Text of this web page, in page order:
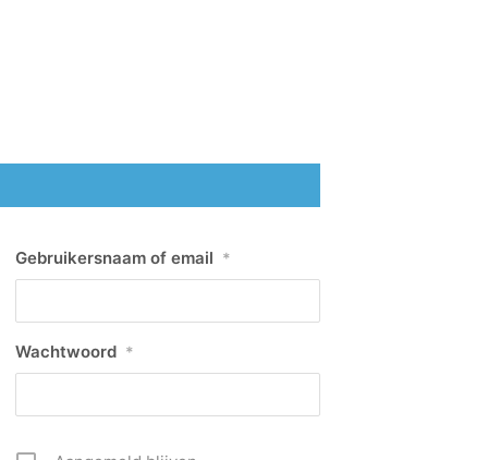
Gebruikersnaam of email *
Wachtwoord *